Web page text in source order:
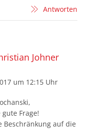
Antworten
Johner
um 12:15 Uhr
Frage!
Beschränkung auf die